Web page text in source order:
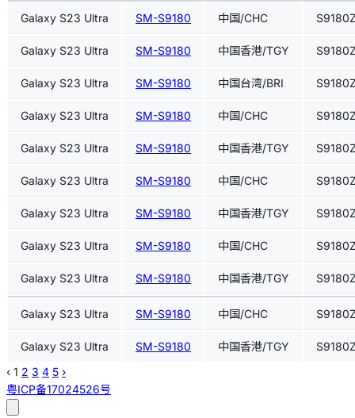
Galaxy S23 Ultra SM-S9180 中国/CHC
Galaxy S23 Ultra SM-S9180 中国香港/TGY
Galaxy S23 Ultra SM-S9180 中国台湾/BRI
Galaxy S23 Ultra SM-S9180 中国/CHC
Galaxy S23 Ultra SM-S9180 中国香港/TGY
Galaxy S23 Ultra SM-S9180 中国/CHC
Galaxy S23 Ultra SM-S9180 中国香港/TGY
Galaxy S23 Ultra SM-S9180 中国/CHC
Galaxy S23 Ultra SM-S9180 中国香港/TGY
Galaxy S23 Ultra SM-S9180 中国/CHC
Galaxy S23 Ultra SM-S9180 中国香港/TGY
‹ 1 2 3 4 5 ›
粤ICP备17024526号